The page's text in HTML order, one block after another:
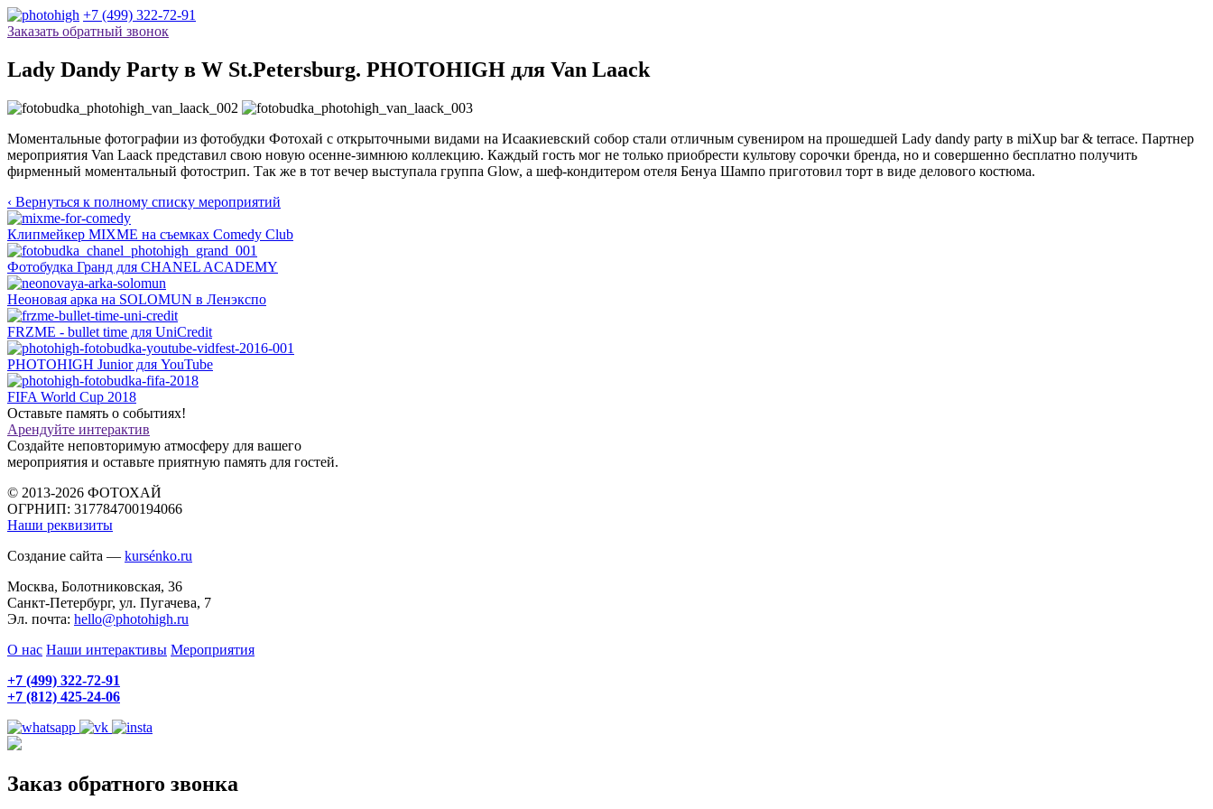
+7 (499) 322-72-91
Заказать обратный звонок
Lady Dandy Party в W St.Petersburg. PHOTOHIGH для Van Laack
Моментальные фотографии из фотобудки Фотохай с открыточными видами на Исаакиевский собор стали отличным сувениром на прошедшей Lady dandy party в miXup bar & terrace. Партнер
мероприятия Van Laack представил свою новую осенне-зимнюю коллекцию. Каждый гость мог не только приобрести культову сорочки бренда, но и совершенно бесплатно получить
фирменный моментальный фотострип. Так же в тот вечер выступала группа Glow, а шеф-кондитером отеля Бенуа Шампо приготовил торт в виде делового костюма.
‹ Вернуться к полному списку мероприятий
Клипмейкер MIXME на съемках Comedy Club
Фотобудка Гранд для CHANEL ACADEMY
Неоновая арка на SOLOMUN в Ленэкспо
FRZME - bullet time для UniCredit
PHOTOHIGH Junior для YouTube
FIFA World Cup 2018
Оставьте память о событиях!
Арендуйте интерактив
Создайте неповторимую атмосферу для вашего
мероприятия и оставьте приятную память для гостей.
© 2013-2026 ФОТОХАЙ
ОГРНИП: 317784700194066
Наши реквизиты
Создание сайта — kursénko.ru
Москва, Болотниковская, 36
Санкт-Петербург, ул. Пугачева, 7
Эл. почта: hello@photohigh.ru
О нас Наши интерактивы Мероприятия
+7 (499) 322-72-91
+7 (812) 425-24-06
Заказ обратного звонка